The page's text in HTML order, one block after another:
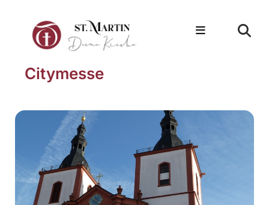
Citymesse